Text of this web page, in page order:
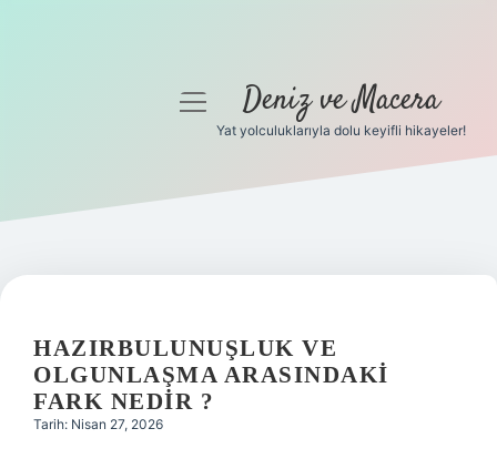
Gizlilik Politikası
Yasal Uyarı
menüyüDeniz ve Macera
Yat yolculuklarıyla dolu keyifli hikayeler!
HAZIRBULUNUŞLUK VE
OLGUNLAŞMA ARASINDAKI
FARK NEDIR ?
Tarih: Nisan 27, 2026